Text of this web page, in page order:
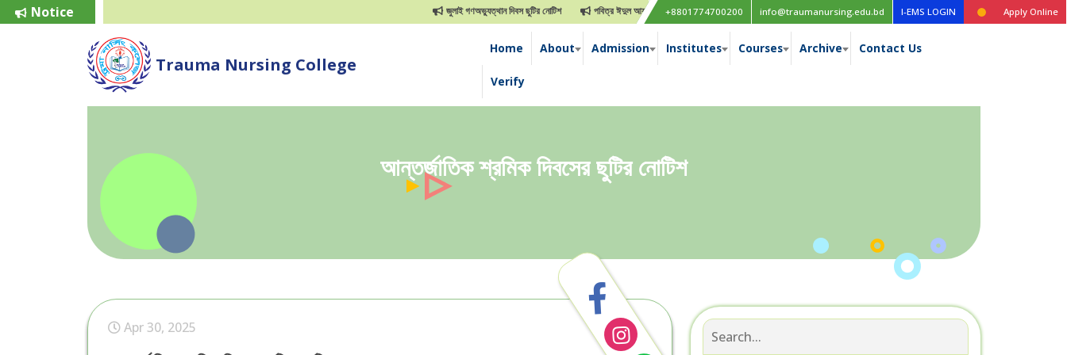
Notice জুলাই গণঅভ্যুত্থান দিবস ছুটির নোটিশ পবিত্র ঈদুল আযহা ছুটির নোটিশ Time table for the 1st year (New Curriculum), 1st, 2nd, 3rd & 4th year
+8801774700200 info@traumanursing.edu.bd I-EMS LOGIN Apply Online
Trauma Nursing College
Home About Admission Institutes Courses Archive Contact Us
Verify
আন্তর্জাতিক শ্রমিক দিবসের ছুটির নোটিশ
Apr 30, 2025